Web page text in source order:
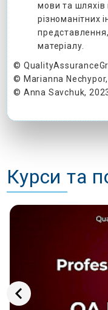
мови та
різноманітних
матеріалу.
©
© Marianna
© Anna Savchuk,
Курси та